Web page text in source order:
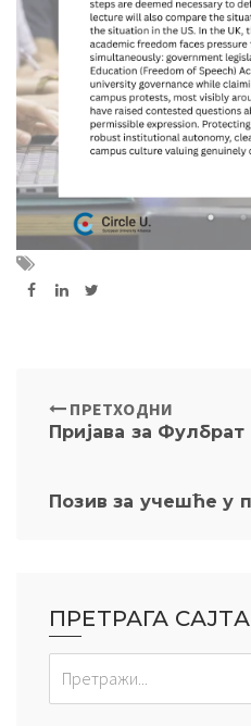
ПРЕТХОДНИ
ПРЕТРАГА САЈТА